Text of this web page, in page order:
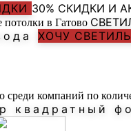
30% СКИДКИ И
ХОЧУ
квадратный